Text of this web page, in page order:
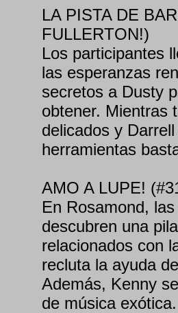
LA PISTA DE
FULLERTON!)
Los participantes
las esperanzas
secretos a Dusty
obtener. Mientras
delicados y
herramientas
AMO A LUPE!
En Rosamond,
descubren una
relacionados con
recluta la ayuda
Además, Kenny
de música exótica.